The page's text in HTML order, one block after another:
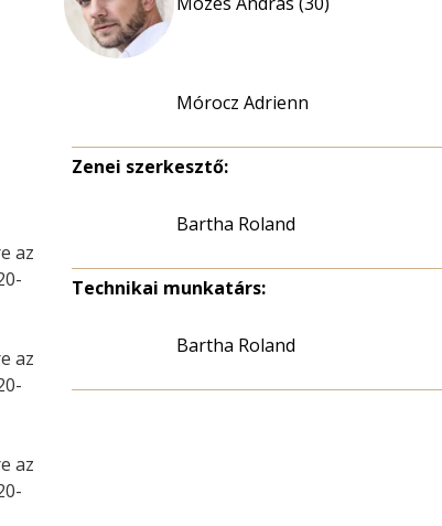
az
az
az
Mórocz Adrienn
Zenei szerkesztő:
Bartha Roland
Technikai munkatárs:
Bartha Roland